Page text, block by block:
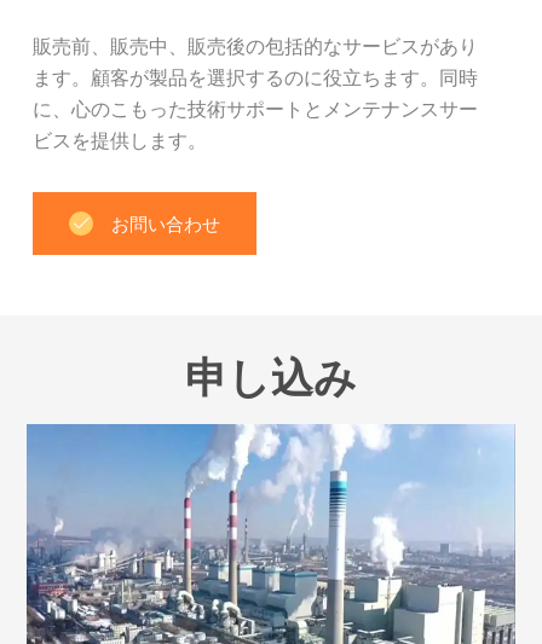
販売前、販売中、販売後の包括的なサービスがあり
ます。顧客が製品を選択するのに役立ちます。同時
に、心のこもった技術サポートとメンテナンスサー
ビスを提供します。
お問い合わせ
申し込み